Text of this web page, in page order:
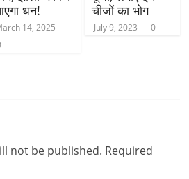
धन!
14, 2025
चीजों का भोग
July 9, 2023 0
not be published. Required